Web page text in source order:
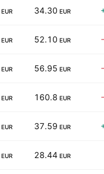
EUR 34.30 EUR
EUR 52.10 EUR
EUR 56.95 EUR
EUR 160.8 EUR
EUR 37.59 EUR
EUR 28.44 EUR